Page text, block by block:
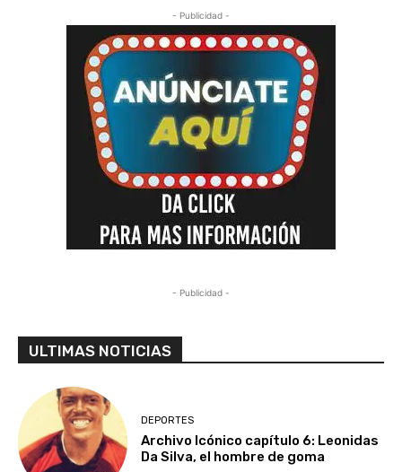
- Publicidad -
- Publicidad -
ULTIMAS NOTICIAS
DEPORTES
Archivo Icónico capítulo 6: Leonidas
Da Silva, el hombre de goma